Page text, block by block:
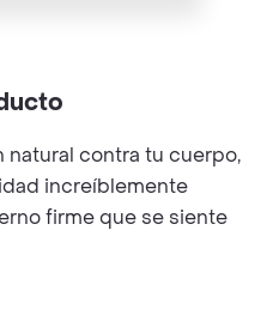
natural contra tu cuerpo,
increíblemente
firme que se siente